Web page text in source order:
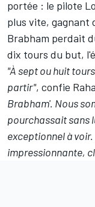
portée : le pilote
plus vite, gagnant
Brabham perdait
dix tours du but,
"À sept ou huit
partir", confie
Brabham'. Nous
pourchassait sans
exceptionnel à
impressionnante,